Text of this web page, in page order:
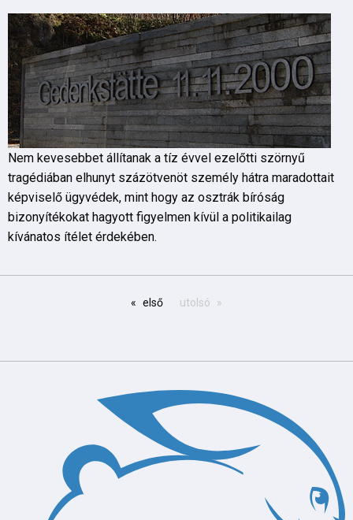
Nem kevesebbet állítanak a tíz évvel ezelőtti szörnyű
tragédiában elhunyt százötvenöt személy hátra maradottait
képviselő ügyvédek, mint hogy az osztrák bíróság
bizonyítékokat hagyott figyelmen kívül a politikailag
kívánatos ítélet érdekében.
első utolsó